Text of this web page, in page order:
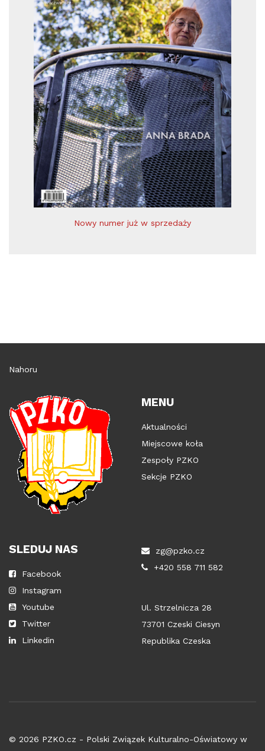
Nowy numer już w sprzedaży
Nahoru
MENU
Aktualności
Miejscowe koła
Zespoły PZKO
Sekcje PZKO
SLEDUJ NAS
Facebook
Instagram
Youtube
Twitter
Linkedin
zg@pzko.cz
+420 558 711 582
Ul. Strzelnicza 28
73701 Czeski Ciesyn
Republika Czeska
© 2026 PZKO.cz - Polski Związek Kulturalno-Oświatowy w